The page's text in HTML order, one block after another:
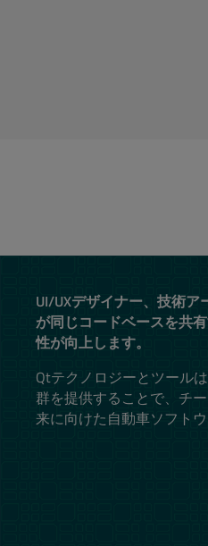
UI/UXデザイナー、技術
が同じコードベースを共
性が向上します。
Qtテクノロジーとツール
群を提供することで、チ
来に向けた自動車ソフト